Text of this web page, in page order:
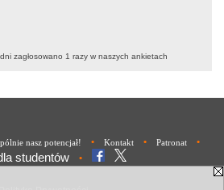
zagłosowano 1 razy w naszych ankietach
nasz potencjał! • Kontakt • Patronat •
studentów •